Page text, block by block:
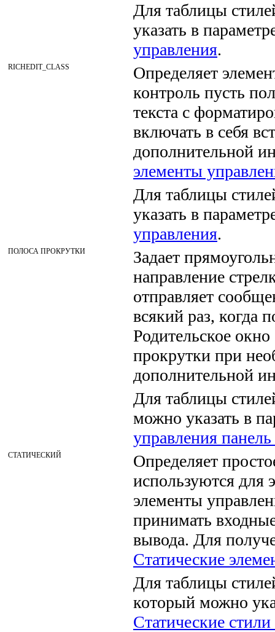
Для таблицы
указать в
управления.
RICHEDIT_CLASS
Определяет
контроль пусть
текста с
включать в себя
дополнительной
элементы
Для таблицы
указать в
управления.
ПОЛОСА ПРОКРУТКИ
Задает
направление
отправляет
всякий раз, когда
Родительское
прокрутки при
дополнительной
Для таблицы
можно указать в
управления
СТАТИЧЕСКИЙ
Определяет
используются для
элементы
принимать
вывода. Для
Статические
Для таблицы
который можно
Статические